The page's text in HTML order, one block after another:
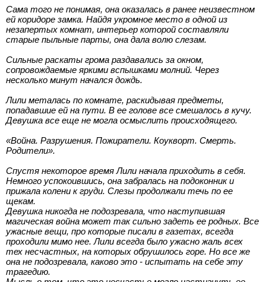
Сама того не понимая, она оказалась в ранее неизвестном
ей коридоре замка. Найдя укромное место в одной из
незапертых комнат, интерьер которой составляли
старые пыльные парты, она дала волю слезам.
Сильные раскаты грома раздавались за окном,
сопровождаемые яркими вспышками молний. Через
несколько минут начался дождь.
Лили металась по комнате, раскидывая предметы,
попадавшие ей на пути. В ее голове все смешалось в кучу.
Девушка все еще не могла осмыслить происходящего.
«Война. Разрушения. Пожиратели. Коукворт. Смерть.
Родители».
Спустя некоторое время Лили начала приходить в себя.
Немного успокоившись, она забралась на подоконник и
прижала колени к груди. Слезы продолжали течь по ее
щекам.
Девушка никогда не подозревала, что наступившая
магическая война может так сильно задеть ее родных. Все
ужасные вещи, про которые писали в газетах, всегда
проходили мимо нее. Лили всегда было ужасно жаль всех
тех несчастных, на которых обрушилось горе. Но все же
она не подозревала, каково это - испытать на себе эту
трагедию.